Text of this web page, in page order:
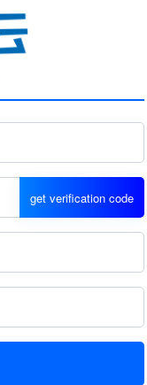
get verification code